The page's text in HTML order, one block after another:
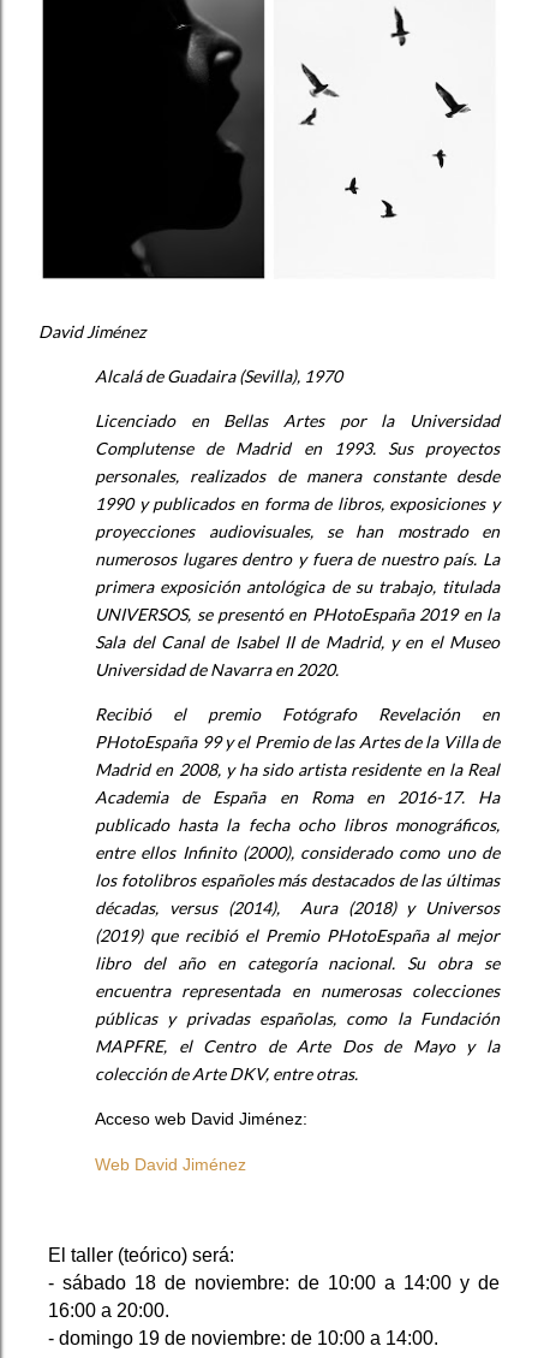
David Jiménez
Alcalá de Guadaira (Sevilla), 1970
Licenciado en Bellas Artes por la Universidad
Complutense de Madrid en 1993. Sus proyectos
personales, realizados de manera constante desde
1990 y publicados en forma de libros, exposiciones y
proyecciones audiovisuales, se han mostrado en
numerosos lugares dentro y fuera de nuestro país. La
primera exposición antológica de su trabajo, titulada
UNIVERSOS, se presentó en PHotoEspaña 2019 en la
Sala del Canal de Isabel II de Madrid, y en el Museo
Universidad de Navarra en 2020.
Recibió el premio Fotógrafo Revelación en
PHotoEspaña 99 y el Premio de las Artes de la Villa de
Madrid en 2008, y ha sido artista residente en la Real
Academia de España en Roma en 2016-17. Ha
publicado hasta la fecha ocho libros monográficos,
entre ellos Infinito (2000), considerado como uno de
los fotolibros españoles más destacados de las últimas
décadas, versus (2014),
Aura (2018) y Universos
(2019) que recibió el Premio PHotoEspaña al mejor
libro del año en categoría nacional. Su obra se
encuentra representada en numerosas colecciones
públicas y privadas españolas, como la Fundación
MAPFRE, el Centro de Arte Dos de Mayo y la
colección de Arte DKV, entre otras.
Acceso web David Jiménez:
Web David Jiménez
El taller (teórico) será:
- sábado 18 de noviembre: de 10:00 a 14:00 y de
16:00 a 20:00.
- domingo 19 de noviembre: de 10:00 a 14:00.